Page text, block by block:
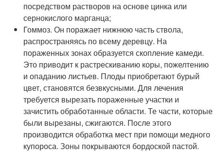
посредством растворов на основе цинка или
сернокислого марганца;
Гоммоз. Он поражает нижнюю часть ствола,
распространяясь по всему деревцу. На
пораженных зонах образуется скопление камеди.
Это приводит к растрескиванию коры, пожелтению
и опаданию листьев. Плоды приобретают бурый
цвет, становятся безвкусными. Для лечения
требуется вырезать пораженные участки и
зачистить обработанные области. Те части, которые
были вырезаны, сжигаются. После этого
производится обработка мест при помощи медного
купороса. Зоны покрываются бордоской пастой.